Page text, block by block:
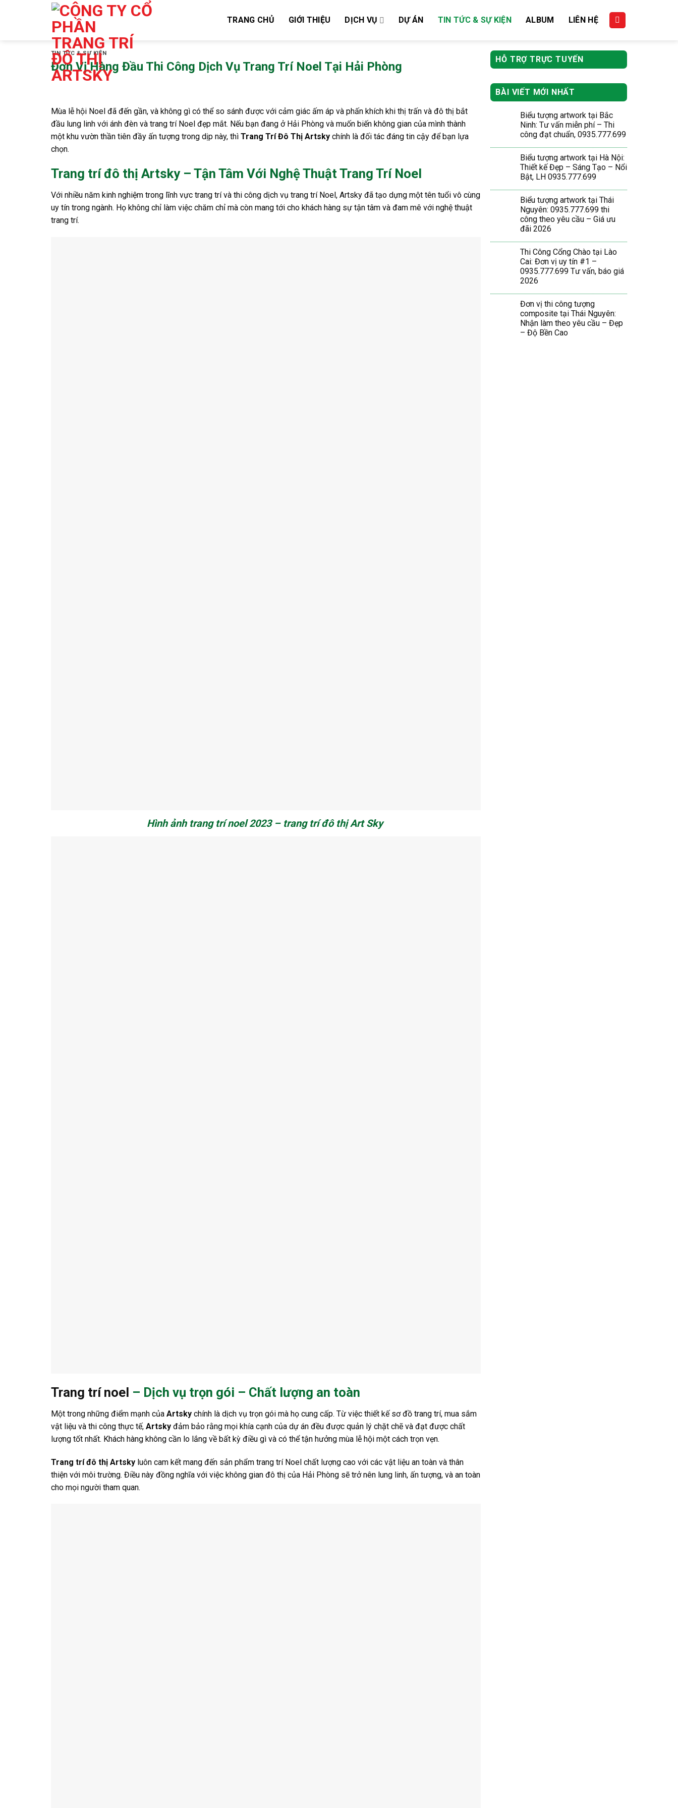
TRANG CHỦ GIỚI THIỆU DỊCH VỤ DỰ ÁN TIN TỨC & SỰ KIỆN ALBUM LIÊN HỆ
TIN TỨC & SỰ KIỆN
Đơn Vị Hàng Đầu Thi Công Dịch Vụ Trang Trí Noel Tại Hải Phòng
Mùa lễ hội Noel đã đến gần, và không gì có thể so sánh được với cảm giác ấm áp và phấn khích khi thị trấn và đô thị bắt
đầu lung linh với ánh đèn và trang trí Noel đẹp mắt. Nếu bạn đang ở Hải Phòng và muốn biến không gian của mình thành
một khu vườn thần tiên đầy ấn tượng trong dịp này, thì Trang Trí Đô Thị Artskychính là đối tác đáng tin cậy để bạn lựa
chọn.
Trang trí đô thị Artsky – Tận Tâm Với Nghệ Thuật Trang Trí Noel
Với nhiều năm kinh nghiệm trong lĩnh vực trang trí và thi công dịch vụ trang trí Noel, Artsky đã tạo dựng một tên tuổi vô cùng
uy tín trong ngành. Họ không chỉ làm việc chăm chỉ mà còn mang tới cho khách hàng sự tận tâm và đam mê với nghệ thuật
trang trí.
Hình ảnh trang trí noel 2023 – trang trí đô thị Art Sky
Trang trí noel – Dịch vụ trọn gói – Chất lượng an toàn
Một trong những điểm mạnh của Artskychính là dịch vụ trọn gói mà họ cung cấp. Từ việc thiết kế sơ đồ trang trí, mua sắm
vật liệu và thi công thực tế, Artskyđảm bảo rằng mọi khía cạnh của dự án đều được quản lý chặt chẽ và đạt được chất
lượng tốt nhất. Khách hàng không cần lo lắng về bất kỳ điều gì và có thể tận hưởng mùa lễ hội một cách trọn vẹn.
Trang trí đô thị Artskyluôn cam kết mang đến sản phẩm trang trí Noel chất lượng cao với các vật liệu an toàn và thân
thiện với môi trường. Điều này đồng nghĩa với việc không gian đô thị của Hải Phòng sẽ trở nên lung linh, ấn tượng, và an toàn
cho mọi người tham quan.
HỖ TRỢ TRỰC TUYẾN
BÀI VIẾT MỚI NHẤT
Biểu tượng artwork tại Bắc
Ninh: Tư vấn miễn phí – Thi
công đạt chuẩn, 0935.777.699
Biểu tượng artwork tại Hà Nội:
Thiết kế Đẹp – Sáng Tạo – Nổi
Bật, LH 0935.777.699
Biểu tượng artwork tại Thái
Nguyên: 0935.777.699 thi
công theo yêu cầu – Giá ưu
đãi 2026
Thi Công Cổng Chào tại Lào
Cai: Đơn vị uy tín #1 –
0935.777.699 Tư vấn, báo giá
2026
Đơn vị thi công tượng
composite tại Thái Nguyên:
Nhận làm theo yêu cầu – Đẹp
– Độ Bền Cao